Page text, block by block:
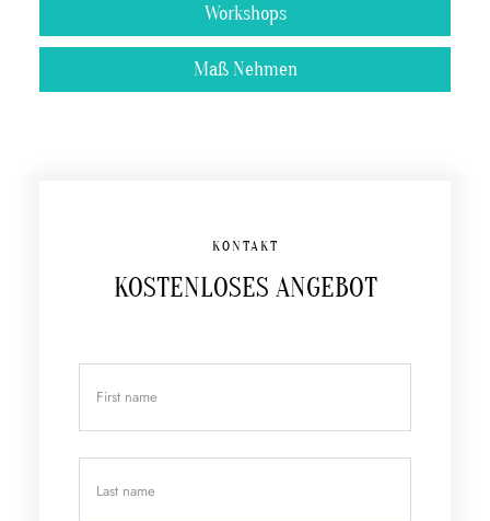
Workshops
Maß Nehmen
KONTAKT
KOSTENLOSES ANGEBOT